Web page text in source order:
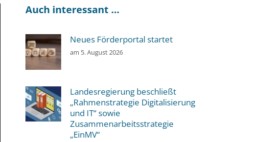
Auch interessant …
Neues Förderportal startet
am 5. August 2026
Landesregierung beschließt
„Rahmenstrategie Digitalisierung
und IT“ sowie
Zusammenarbeitsstrategie
„EinMV“